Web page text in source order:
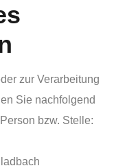
zur Verarbeitung
Sie nachfolgend
bzw. Stelle: